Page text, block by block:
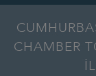
CHAMBER